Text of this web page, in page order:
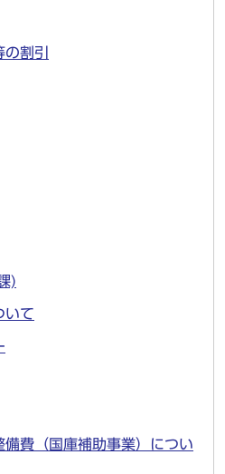
割引
)
いて
費（国庫補助事業）につい